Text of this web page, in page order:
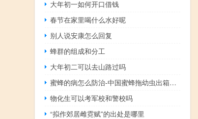
大年初一如何开口借钱
春节在家里喝什么水好呢
别人说安康怎么回复
蜂群的组成和分工
大年初二可以去山路过吗
蜜蜂的病怎么防治-中国蜜蜂拖幼虫出箱是什么病？
物化生可以考军校和警校吗
“拟作郊居雌霓赋”的出处是哪里